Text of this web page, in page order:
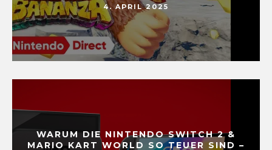
4. APRIL 2025
WARUM DIE NINTENDO SWITCH 2 &
MARIO KART WORLD SO TEUER SIND –